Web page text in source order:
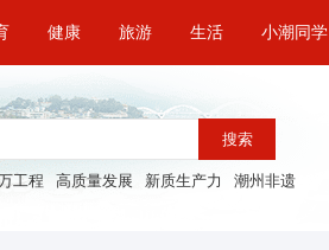
健康 旅游 生活 小潮同学
搜索
工程 高质量发展 新质生产力 潮州非遗